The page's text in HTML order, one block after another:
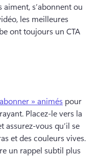
aiment, s’abonnent ou
les meilleures
ont toujours un CTA
» animés pour
Placez-le vers la
assurez-vous qu’il se
un rappel subtil plus